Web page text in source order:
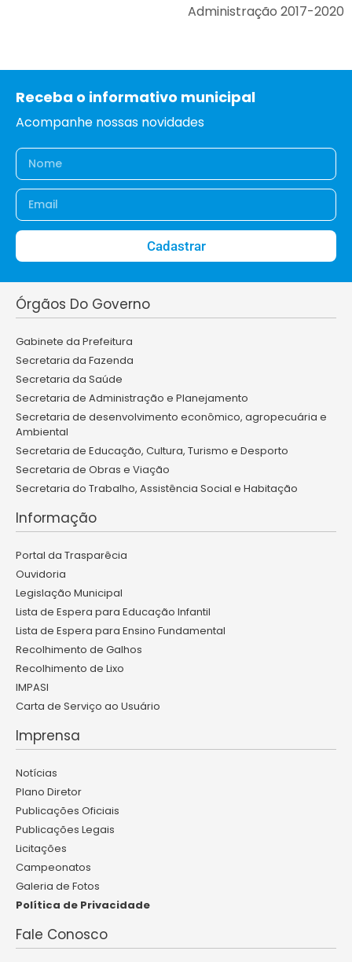
Administração 2017-2020
Receba o informativo municipal
Acompanhe nossas novidades
Cadastrar
Órgãos Do Governo
Gabinete da Prefeitura
Secretaria da Fazenda
Secretaria da Saúde
Secretaria de Administração e Planejamento
Secretaria de desenvolvimento econômico, agropecuária e
Ambiental
Secretaria de Educação, Cultura, Turismo e Desporto
Secretaria de Obras e Viação
Secretaria do Trabalho, Assistência Social e Habitação
Informação
Portal da Trasparêcia
Ouvidoria
Legislação Municipal
Lista de Espera para Educação Infantil
Lista de Espera para Ensino Fundamental
Recolhimento de Galhos
Recolhimento de Lixo
IMPASI
Carta de Serviço ao Usuário
Imprensa
Notícias
Plano Diretor
Publicações Oficiais
Publicações Legais
Licitações
Campeonatos
Galeria de Fotos
Política de Privacidade
Fale Conosco